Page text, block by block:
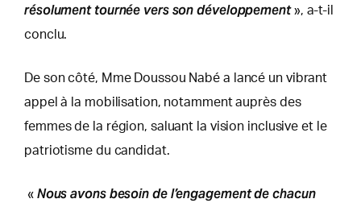
résolument tournée vers son développement», a-t-il
conclu.
De son côté, Mme Doussou Nabé a lancé un vibrant
appel à la mobilisation, notamment auprès des
femmes de la région, saluant la vision inclusive et le
patriotisme du candidat.
«Nous avons besoin de l’engagement de chacun